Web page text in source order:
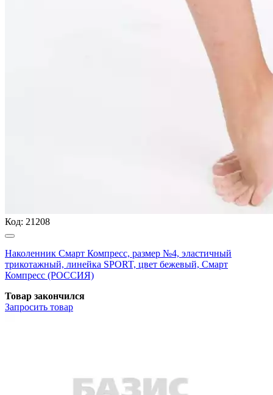
Код: 21208
Наколенник Смарт Компресс, размер №4, эластичный
трикотажный, линейка SPORT, цвет бежевый, Смарт
Компресс (РОССИЯ)
Товар закончился
Запросить товар